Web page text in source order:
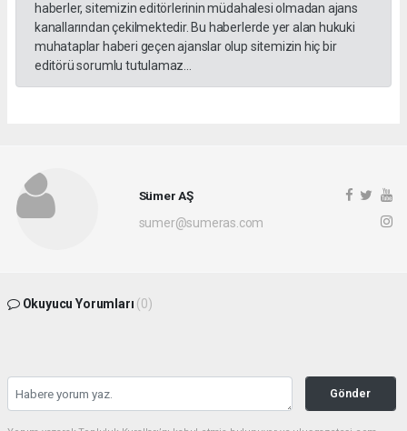
haberler, sitemizin editörlerinin müdahalesi olmadan ajans
kanallarından çekilmektedir. Bu haberlerde yer alan hukuki
muhataplar haberi geçen ajanslar olup sitemizin hiç bir
editörü sorumlu tutulamaz...
Sümer AŞ
sumer@sumeras.com
Okuyucu Yorumları (0)
Gönder